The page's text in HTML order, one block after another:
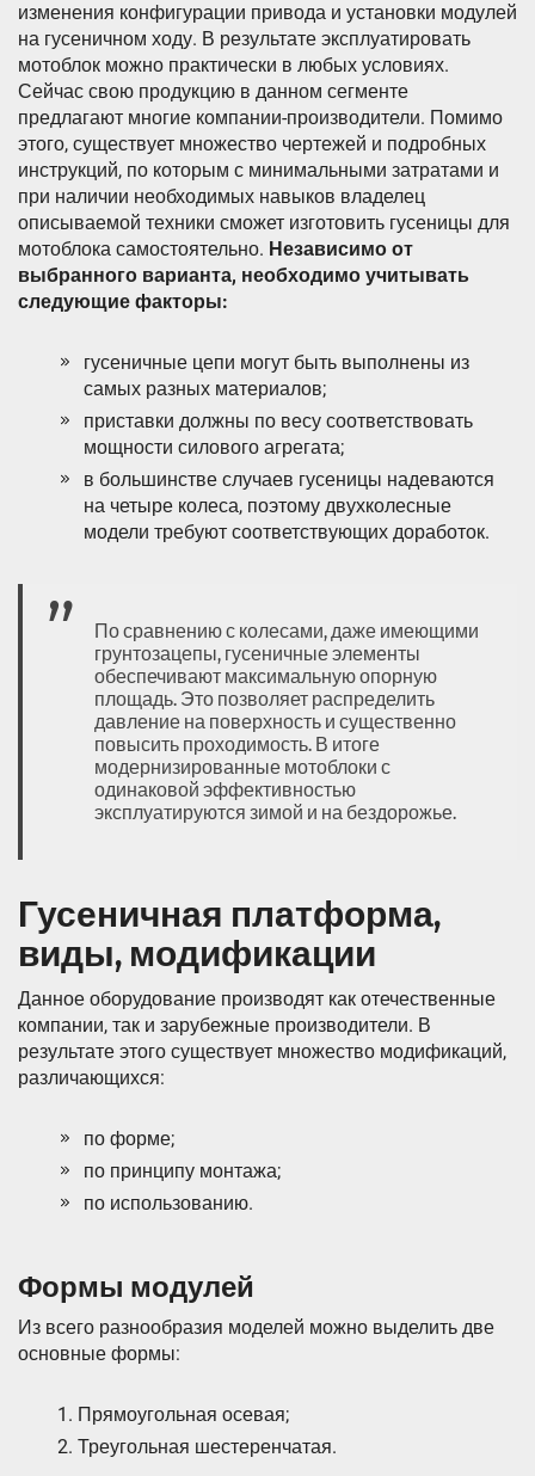
изменения конфигурации привода и установки модулей
на гусеничном ходу. В результате эксплуатировать
мотоблок можно практически в любых условиях.
Сейчас свою продукцию в данном сегменте
предлагают многие компании-производители. Помимо
этого, существует множество чертежей и подробных
инструкций, по которым с минимальными затратами и
при наличии необходимых навыков владелец
описываемой техники сможет изготовить гусеницы для
мотоблока самостоятельно. Независимо от
выбранного варианта, необходимо учитывать
следующие факторы:
гусеничные цепи могут быть выполнены из
самых разных материалов;
приставки должны по весу соответствовать
мощности силового агрегата;
в большинстве случаев гусеницы надеваются
на четыре колеса, поэтому двухколесные
модели требуют соответствующих доработок.
По сравнению с колесами, даже имеющими
грунтозацепы, гусеничные элементы
обеспечивают максимальную опорную
площадь. Это позволяет распределить
давление на поверхность и существенно
повысить проходимость. В итоге
модернизированные мотоблоки с
одинаковой эффективностью
эксплуатируются зимой и на бездорожье.
Гусеничная платформа,
виды, модификации
Данное оборудование производят как отечественные
компании, так и зарубежные производители. В
результате этого существует множество модификаций,
различающихся:
по форме;
по принципу монтажа;
по использованию.
Формы модулей
Из всего разнообразия моделей можно выделить две
основные формы:
Прямоугольная осевая;
Треугольная шестеренчатая.